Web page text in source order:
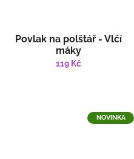
Povlak na polštář - Vlčí
máky
119 Kč
NOVINKA